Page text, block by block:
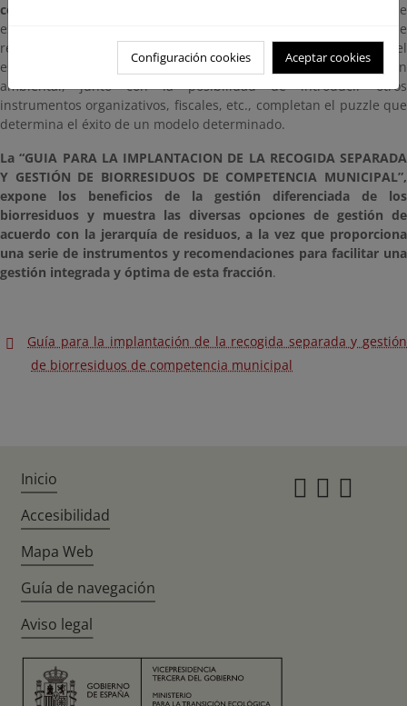
contexto
. La tipología urbanística, la cantidad y composición de
esta fracción y su incorporación en el diseño del servicio de
recogida, suelen ser los factores con mayor influencia en el
esquema de gestión y sus resultados. El esfuerzo en educación
ambiental, junto con la posibilidad de introducir otros
instrumentos organizativos, fiscales, etc., completan el puzzle que
determina el éxito de un modelo determinado.
La “GUIA PARA LA IMPLANTACION DE LA RECOGIDA SEPARADA
Y GESTIÓN DE BIORRESIDUOS DE COMPETENCIA MUNICIPAL”,
expone los beneficios de la gestión diferenciada de los
biorresiduos y muestra las diversas opciones de gestión de
acuerdo con la jerarquía de residuos, a la vez que proporciona
una serie de instrumentos y recomendaciones para facilitar una
gestión integrada y óptima de esta fracción.
Guía para la implantación de la recogida separada y gestión
de biorresiduos de competencia municipal
Configuración cookies Aceptar cookies
Inicio
Accesibilidad
Mapa Web
Guía de navegación
Aviso legal